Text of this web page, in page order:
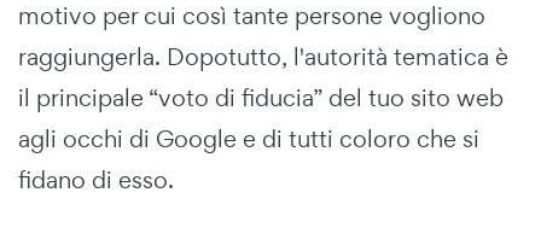
motivo per cui così tante persone vogliono
raggiungerla. Dopotutto, l'autorità tematica è
il principale “voto di fiducia” del tuo sito web
agli occhi di Google e di tutti coloro che si
fidano di esso.